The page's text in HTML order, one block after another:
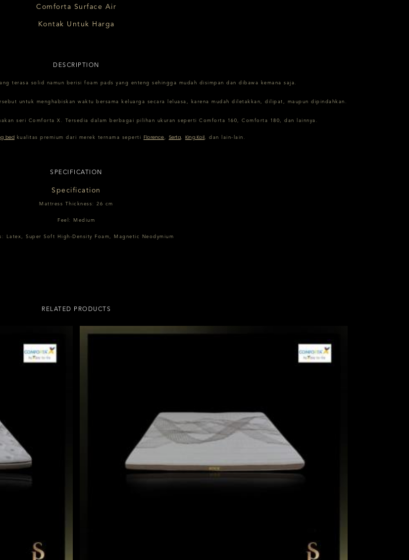
Comforta Surface Air
Kontak Untuk Harga
DESCRIPTION
terasa solid namun berisi foam pads yang enteng sehingga mudah disimpan dan dibawa kemana saja.
untuk menghabiskan waktu bersama keluarga secara leluasa, karena mudah diletakkan, dilipat, maupun dipindahkan.
seri Comforta X. Tersedia dalam berbagai pilihan ukuran seperti Comforta 160, Comforta 180, dan lainnya.
bed kualitas premium dari merek ternama seperti Florence Serta, King Koil , dan lain-lain.
SPECIFICATION
Specification
Mattress Thickness: 26 cm
Feel: Medium
Latex, Super Soft High-Density Foam, Magnetic Neodymium
RELATED PRODUCTS